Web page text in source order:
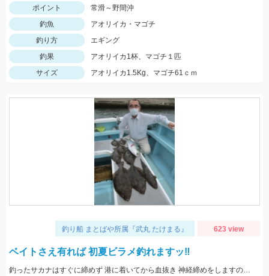
ポイント
常滑～野間沖
釣魚
アオリイカ・マゴチ
釣り方
エギング
釣果
アオリイカ1杯、マゴチ１匹
サイズ
アオリイカ1.5Kg、マゴチ61ｃｍ
釣り船 まとばや所属『武丸 たけまる』 623 view
ベイトさえ有れば 初夏ビラメ釣れますッ‼︎
釣ったサカナはすぐに締めず 港に着いてから血抜き 神経締めをしますので 旨さ 食感が違い過ぎますッ(^-^)